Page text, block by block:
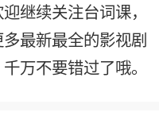
继续关注台词课，
最新最全的影视剧
万不要错过了哦。